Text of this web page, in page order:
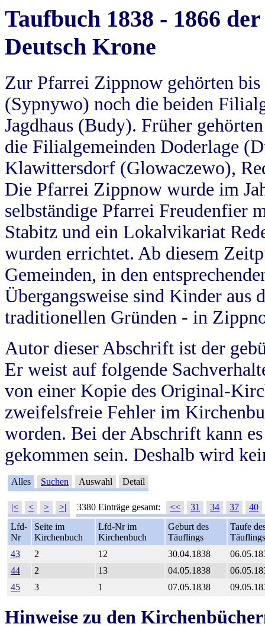
Taufbuch 1838 - 1866
Deutsch Krone
Zur Pfarrei Zippnow gehörten
(Sypnywo) noch die beiden
Jagdhaus (Budy). Früher
die Filialgemeinden Doderlage
Klawittersdorf (Glowaczewo),
Die Pfarrei Zippnow wurde im
selbständige Pfarrei Freudenfier
Stabitz und ein Lokalvikariat
wurden errichtet. Ab diesem
Gemeinden, in den
Übergangsweise sind Kinder aus
traditionellen Gründen - in
Autor dieser Abschrift ist der
Er weist auf folgende
von einer Kopie des Original-
zweifelsfreie Fehler im
worden. Bei der Abschrift kann
gekommen sein. Deshalb wird
Alles Suchen Auswahl Detail
|< < > >| 3380 Einträge gesamt: << 31 34 37
40
Lfd-
Nr
Seite im
Kirchenbuch
Lfd-Nr im
Kirchenbuch
Geburt des
Täuflings
Taufe
Täuflings
43
2 12 30.04.1838
44
2 13 04.05.1838
45
3 1 07.05.1838
Hinweise zu den